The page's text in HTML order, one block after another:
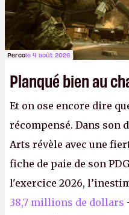
Percole 4 août 2026
Planqué bien au
Et on ose encore dire
récompensé. Dans son
Arts révèle avec une
fiche de paie de son
l'exercice 2026,
38,7 millions de dollars